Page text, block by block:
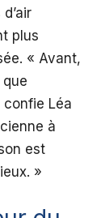
plus
« Avant,
Léa
à
est
»